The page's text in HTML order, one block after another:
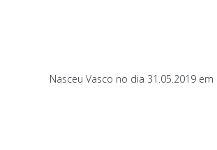
Nasceu Vasco no dia 31.05.2019